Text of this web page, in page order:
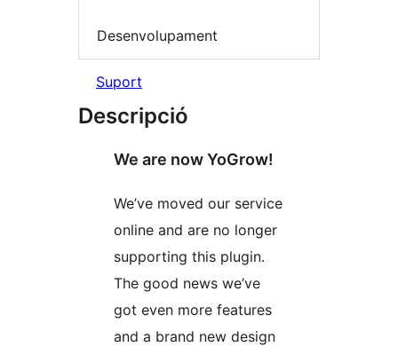
Desenvolupament
Suport
Descripció
We are now YoGrow!
We’ve moved our service
online and are no longer
supporting this plugin.
The good news we’ve
got even more features
and a brand new design